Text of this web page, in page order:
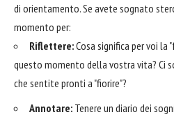
di orientamento. Se avete sognato
momento per:
Riflettere:Cosa significa per voi la
questo momento della vostra vita? Ci
che sentite pronti a "fiorire"?
Annotare: Tenere un diario dei